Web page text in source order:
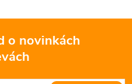
o novinkách